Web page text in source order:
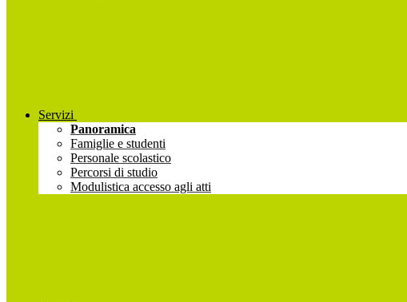
Servizi
Panoramica
Famiglie e studenti
Personale scolastico
Percorsi di studio
Modulistica accesso agli atti